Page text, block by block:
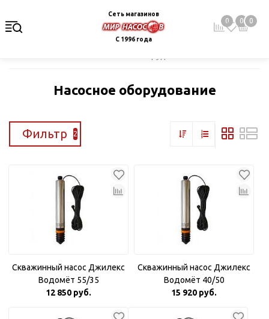
Сеть магазинов
С 1996 года
0 0 0
Насосное оборудование
Фильтр 2
Скважинный насос Джилекс
Водомёт 55/35
12 850 руб.
Скважинный насос Джилекс
Водомёт 40/50
15 920 руб.